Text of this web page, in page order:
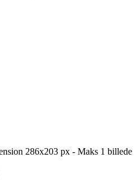
286x203 px - Maks 1 billede